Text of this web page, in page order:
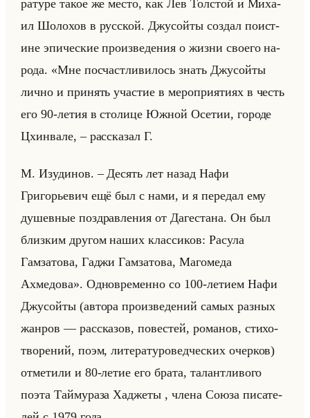
ра­ту­ре такое же место, как Лев Тол­стой и Ми­ха­
ил Шо­ло­хов в рус­ской. Джу­сойты со­здал по­ист­
ине эпи­че­ские про­из­ве­де­ния о жизни сво­его на­
ро­да. «Мне посчастливилось знать Джусойты
лично и принять участие в мероприятиях в честь
его 90-летия в столице Южной Осетии, городе
Цхинвале, – рассказал Г.
М. Изудинов. – Десять лет назад Нафи
Григорьевич ещё был с нами, и я передал ему
душевные поздравления от Дагестана. Он был
близким другом наших классиков: Расула
Гамзатова, Гаджи Гамзатова, Магомеда
Ахмедова». Од­но­вре­мен­но со 100-ле­ти­ем Нафи
Джу­сойты (ав­то­ра про­из­ве­де­ний самых раз­ных
жан­ров — рас­ска­зов, по­ве­стей, ро­ма­нов, сти­хо­
тво­ре­ний, поэм, ли­те­ра­ту­ро­вед­че­ских очер­ков)
от­ме­ти­ли и 80-летие его брата, та­лант­ли­во­го
поэта Тайму­ра­за Хад­же­ты , члена Союза пи­са­те­